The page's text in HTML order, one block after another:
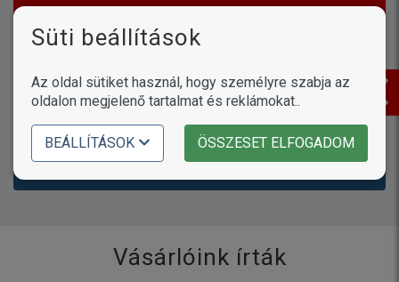
Értékelések (0)
Még nincsenek hozzászólások. Légy te az első!
Vásárlóink írták
Süti beállítások
Az oldal sütiket használ, hogy személyre szabja az
oldalon megjelenő tartalmat és reklámokat..
BEÁLLÍTÁSOK ÖSSZESET ELFOGADOM